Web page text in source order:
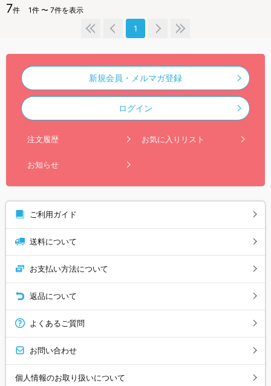
7件 1件 〜 7件を表示
1
新規会員・メルマガ登録
ログイン
注文履歴 お気に入りリスト
お知らせ
ご利用ガイド
送料について
お支払い方法について
返品について
よくあるご質問
お問い合わせ
個人情報のお取り扱いについて